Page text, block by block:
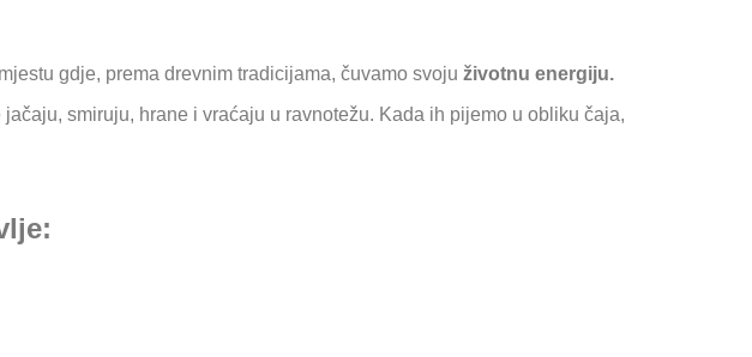
gdje, prema drevnim tradicijama, čuvamo svoju životnu energiju.
smiruju, hrane i vraćaju u ravnotežu. Kada ih pijemo u obliku čaja,